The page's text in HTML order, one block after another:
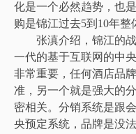
化是一个必然趋势，也
购是锦江过去5到10年整
张滇介绍，锦江的战
一代的基于互联网的中
非常重要，任何酒店品
准，另一个就是强大的
密相关。分销系统是跟
央预定系统，品牌是没法